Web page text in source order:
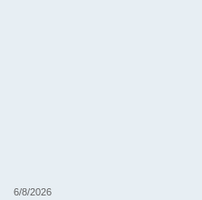
6/8/2026